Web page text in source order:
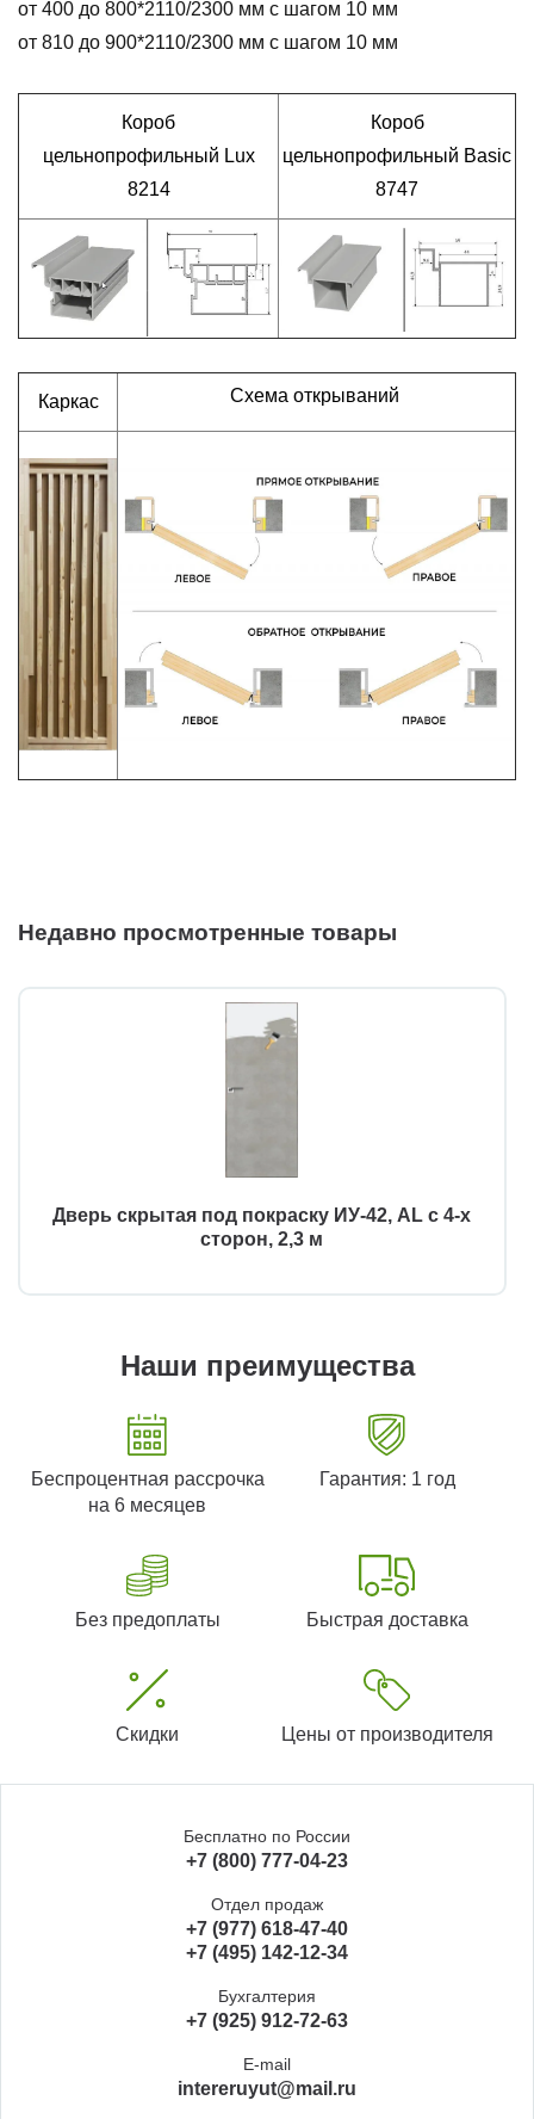
от 400 до 800*2110/2300 мм с шагом 10 мм
от 810 до 900*2110/2300 мм с шагом 10 мм
Короб
цельнопрофильный Lux
8214
Короб
цельнопрофильный Basic
8747
Каркас Схема открываний
Недавно просмотренные товары
Дверь скрытая под покраску ИУ-42, AL с 4-х
сторон, 2,3 м
Наши преимущества
Беспроцентная рассрочка
на 6 месяцев
Гарантия: 1 год
Без предоплаты Быстрая доставка
Скидки Цены от производителя
Бесплатно по России
+7 (800) 777-04-23
Отдел продаж
+7 (977) 618-47-40
+7 (495) 142-12-34
Бухгалтерия
+7 (925) 912-72-63
E-mail
intereruyut@mail.ru